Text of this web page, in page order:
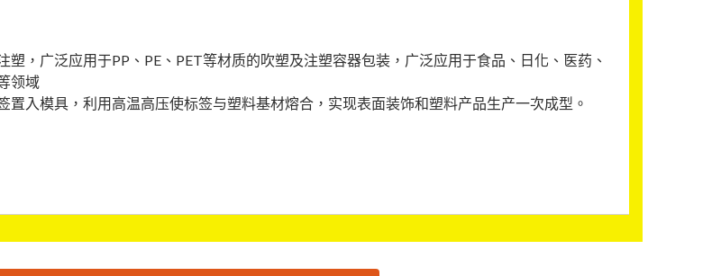
塑，广泛应用于PP、PE、PET等材质的吹塑及注塑容器包装，广泛应用于食品、日化、医药、
领域
置入模具，利用高温高压使标签与塑料基材熔合，实现表面装饰和塑料产品生产一次成型。